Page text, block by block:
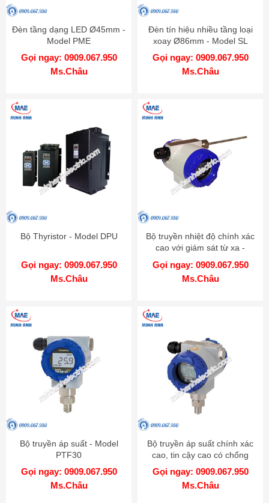
Đèn tầng dạng LED Ø45mm -
Model PME
Gọi ngay: 0909.067.950
Ms.Châu
Đèn tín hiệu nhiều tầng loại
xoay Ø86mm - Model SL
Gọi ngay: 0909.067.950
Ms.Châu
Bộ Thyristor - Model DPU
Gọi ngay: 0909.067.950
Ms.Châu
Bộ truyền nhiệt độ chính xác
cao với giám sát từ xa -
Model KT-502H
Gọi ngay: 0909.067.950
Ms.Châu
Bộ truyền áp suất - Model
PTF30
Gọi ngay: 0909.067.950
Ms.Châu
Bộ truyền áp suất chính xác
cao, tin cậy cao có chống
cháy nổ - Model KT-302H
Gọi ngay: 0909.067.950
Ms.Châu